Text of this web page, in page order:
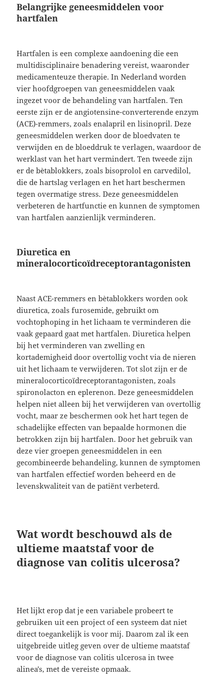
Belangrijke geneesmiddelen voor
hartfalen
Hartfalen is een complexe aandoening die een
multidisciplinaire benadering vereist, waaronder
medicamenteuze therapie. In Nederland worden
vier hoofdgroepen van geneesmiddelen vaak
ingezet voor de behandeling van hartfalen. Ten
eerste zijn er de angiotensine-converterende enzym
(ACE)-remmers, zoals enalapril en lisinopril. Deze
geneesmiddelen werken door de bloedvaten te
verwijden en de bloeddruk te verlagen, waardoor de
werklast van het hart vermindert. Ten tweede zijn
er de bètablokkers, zoals bisoprolol en carvedilol,
die de hartslag verlagen en het hart beschermen
tegen overmatige stress. Deze geneesmiddelen
verbeteren de hartfunctie en kunnen de symptomen
van hartfalen aanzienlijk verminderen.
Diuretica en
mineralocorticoïdreceptorantagonisten
Naast ACE-remmers en bètablokkers worden ook
diuretica, zoals furosemide, gebruikt om
vochtophoping in het lichaam te verminderen die
vaak gepaard gaat met hartfalen. Diuretica helpen
bij het verminderen van zwelling en
kortademigheid door overtollig vocht via de nieren
uit het lichaam te verwijderen. Tot slot zijn er de
mineralocorticoïdreceptorantagonisten, zoals
spironolacton en eplerenon. Deze geneesmiddelen
helpen niet alleen bij het verwijderen van overtollig
vocht, maar ze beschermen ook het hart tegen de
schadelijke effecten van bepaalde hormonen die
betrokken zijn bij hartfalen. Door het gebruik van
deze vier groepen geneesmiddelen in een
gecombineerde behandeling, kunnen de symptomen
van hartfalen effectief worden beheerd en de
levenskwaliteit van de patiënt verbeterd.
Wat wordt beschouwd als de
ultieme maatstaf voor de
diagnose van colitis ulcerosa?
Het lijkt erop dat je een variabele probeert te
gebruiken uit een project of een systeem dat niet
direct toegankelijk is voor mij. Daarom zal ik een
uitgebreide uitleg geven over de ultieme maatstaf
voor de diagnose van colitis ulcerosa in twee
alinea's, met de vereiste opmaak.